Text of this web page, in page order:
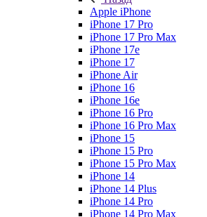
Apple iPhone
iPhone 17 Pro
iPhone 17 Pro Max
iPhone 17e
iPhone 17
iPhone Air
iPhone 16
iPhone 16e
iPhone 16 Pro
iPhone 16 Pro Max
iPhone 15
iPhone 15 Pro
iPhone 15 Pro Max
iPhone 14
iPhone 14 Plus
iPhone 14 Pro
iPhone 14 Pro Max